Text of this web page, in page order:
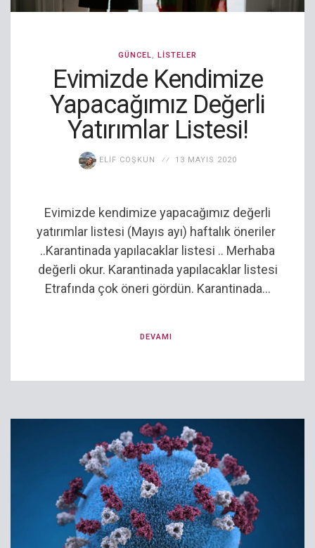
GÜNCEL, LISTELER
Evimizde Kendimize
Yapacağımız Değerli
Yatırımlar Listesi!
ELIF COŞKUN 13 MAYIS 2020
Evimizde kendimize yapacağımız değerli
yatırımlar listesi (Mayıs ayı) haftalık öneriler
..Karantinada yapılacaklar listesi .. Merhaba
değerli okur. Karantinada yapılacaklar listesi
Etrafında çok öneri gördün. Karantinada...
DEVAMI